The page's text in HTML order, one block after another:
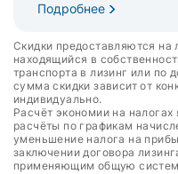
Подробнее
Скидки предоставляются на
находящийся в
транспорта в лизинг или по
сумма скидки зависит от
индивидуально.
Расчёт экономии на
расчёты по графикам
уменьшение налога на
заключении договора
применяющим общую